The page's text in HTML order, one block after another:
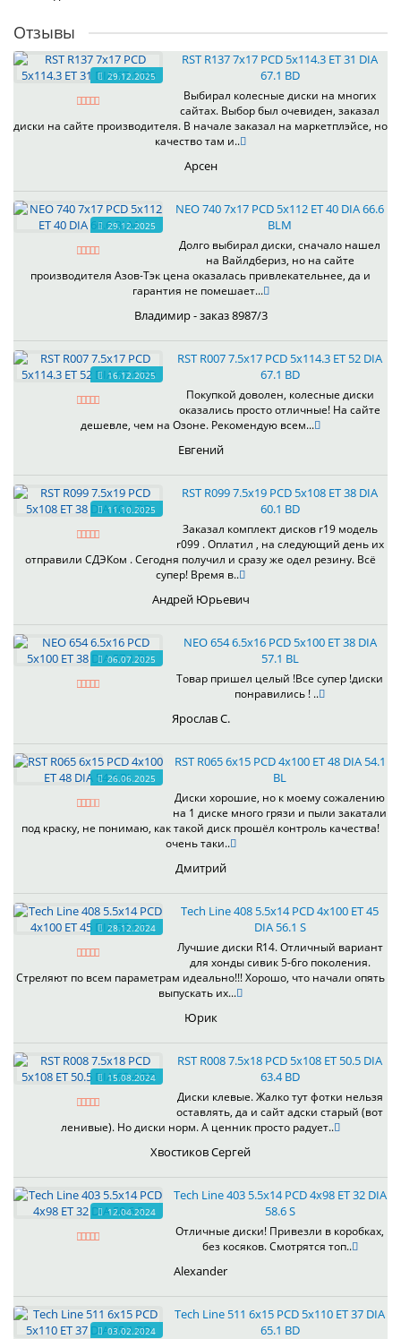
Отзывы
29.12.2025
RST R137 7x17 PCD 5x114.3 ET 31 DIA
67.1 BD
Выбирал колесные диски на многих
сайтах. Выбор был очевиден, заказал
диски на сайте производителя. В начале заказал на маркетплэйсе, но
качество там и..
Арсен
29.12.2025
NEO 740 7x17 PCD 5x112 ET 40 DIA 66.6
BLM
Долго выбирал диски, сначало нашел
на Вайлдбериз, но на сайте
производителя Азов-Тэк цена оказалась привлекательнее, да и
гарантия не помешает...
Владимир - заказ 8987/3
16.12.2025
RST R007 7.5x17 PCD 5x114.3 ET 52 DIA
67.1 BD
Покупкой доволен, колесные диски
оказались просто отличные! На сайте
дешевле, чем на Озоне. Рекомендую всем...
Евгений
11.10.2025
RST R099 7.5x19 PCD 5x108 ET 38 DIA
60.1 BD
Заказал комплект дисков r19 модель
r099 . Оплатил , на следующий день их
отправили СДЭКом . Сегодня получил и сразу же одел резину. Всё
супер! Время в..
Андрей Юрьевич
06.07.2025
NEO 654 6.5x16 PCD 5x100 ET 38 DIA
57.1 BL
Товар пришел целый !Все супер !диски
понравились ! ..
Ярослав С.
26.06.2025
RST R065 6x15 PCD 4x100 ET 48 DIA 54.1
BL
Диски хорошие, но к моему сожалению
на 1 диске много грязи и пыли закатали
под краску, не понимаю, как такой диск прошёл контроль качества!
очень таки..
Дмитрий
28.12.2024
Tech Line 408 5.5x14 PCD 4x100 ET 45
DIA 56.1 S
Лучшие диски R14. Отличный вариант
для хонды сивик 5-6го поколения.
Стреляют по всем параметрам идеально!!! Хорошо, что начали опять
выпускать их...
Юрик
15.08.2024
RST R008 7.5x18 PCD 5x108 ET 50.5 DIA
63.4 BD
Диски клевые. Жалко тут фотки нельзя
оставлять, да и сайт адски старый (вот
ленивые). Но диски норм. А ценник просто радует..
Хвостиков Сергей
12.04.2024
Tech Line 403 5.5x14 PCD 4x98 ET 32 DIA
58.6 S
Отличные диски! Привезли в коробках,
без косяков. Смотрятся топ..
Alexander
03.02.2024
Tech Line 511 6x15 PCD 5x110 ET 37 DIA
65.1 BD